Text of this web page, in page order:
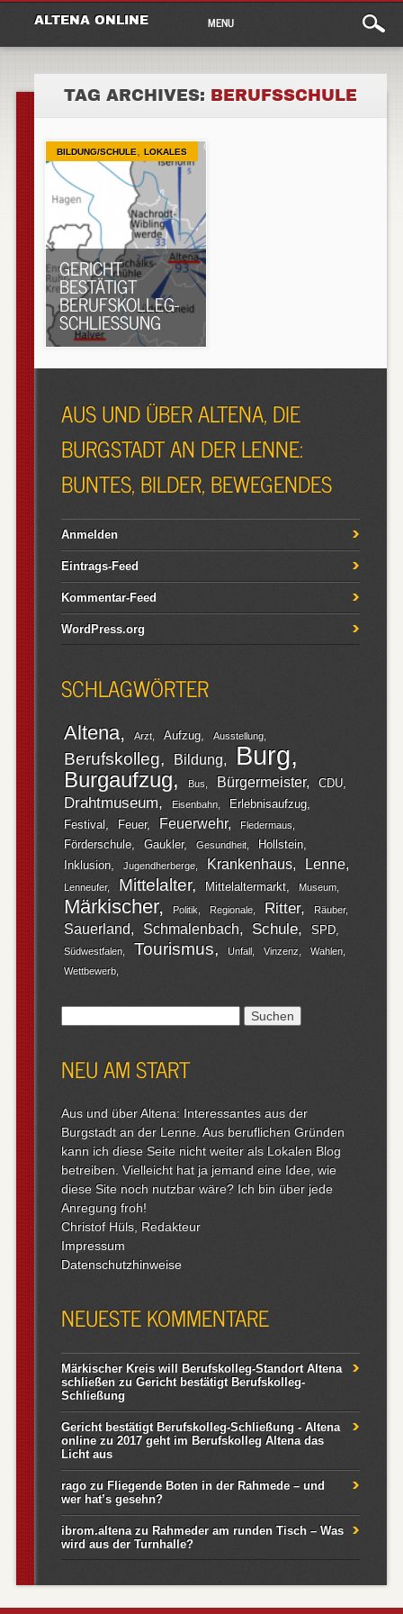
ALTENA ONLINE
Main
menu
content
MENU
TAG ARCHIVES: BERUFSSCHULE
BILDUNG/SCHULE, LOKALES
GERICHT
BESTÄTIGT
BERUFSKOLLEG-
SCHLIESSUNG
AUS UND ÜBER ALTENA, DIE
BURGSTADT AN DER LENNE:
BUNTES, BILDER, BEWEGENDES
Anmelden
Eintrags-Feed
Kommentar-Feed
WordPress.org
SCHLAGWÖRTER
Altena Arzt Aufzug Ausstellung
Berufskolleg Bildung Burg
Burgaufzug Bus Bürgermeister CDU
Drahtmuseum Eisenbahn
Erlebnisaufzug
Festival
Feuer Feuerwehr Fledermaus
Förderschule Gaukler Gesundheit
Hollstein
Inklusion
Jugendherberge Krankenhaus Lenne
Lenneufer Mittelalter Mittelaltermarkt Museum
Märkischer Politik Regionale Ritter Räuber
Sauerland Schmalenbach Schule SPD
Südwestfalen Tourismus Unfall Vinzenz
Wahlen
Wettbewerb
NEU AM START
Aus und über Altena: Interessantes aus der
Burgstadt an der Lenne. Aus beruflichen Gründen
kann ich diese Seite nicht weiter als Lokalen Blog
betreiben. Vielleicht hat ja jemand eine Idee, wie
diese Site noch nutzbar wäre? Ich bin über jede
Anregung froh!
Christof Hüls, Redakteur
Impressum
Datenschutzhinweise
NEUESTE KOMMENTARE
Märkischer Kreis will Berufskolleg-Standort Altena
schließenzuGericht bestätigt Berufskolleg-
Schließung
Gericht bestätigt Berufskolleg-Schließung - Altena
onlinezu2017 geht im Berufskolleg Altena das
Licht aus
ragozu Fliegende Boten in der Rahmede – und
wer hat’s gesehn?
ibrom.altenazu Rahmeder am runden Tisch – Was
wird aus der Turnhalle?